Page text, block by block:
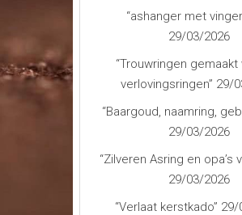
“ashanger met
29/03/2026
“Trouwringen gemaakt
verlovingsringen” 29/
“Baargoud, naamring,
29/03/2026
“Zilveren Asring en opa’s
29/03/2026
“Verlaat kerstkado” 29/